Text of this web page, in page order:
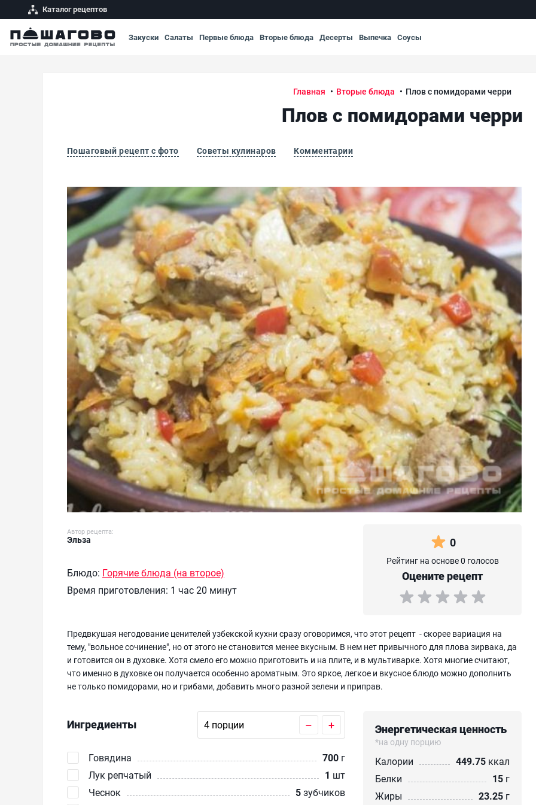
Каталог рецептов
Закуски Салаты Первые блюда Вторые блюда Десерты Выпечка Соусы
Главная Вторые блюда Плов с помидорами черри
Плов с помидорами черри
Пошаговый рецепт с фото Советы кулинаров Комментарии
Плов с помидорами черри
Автор рецепта:
Эльза
Блюдо: Горячие блюда (на второе)
Время приготовления: 1 час 20 минут
0
Рейтинг на основе 0 голосов
Оцените рецепт
Предвкушая негодование ценителей узбекской кухни сразу оговоримся, что этот рецепт - скорее вариация на
тему, "вольное сочинение", но от этого не становится менее вкусным. В нем нет привычного для плова зирвака, да
и готовится он в духовке. Хотя смело его можно приготовить и на плите, и в мультиварке. Хотя многие считают,
что именно в духовке он получается особенно ароматным. Это яркое, легкое и вкусное блюдо можно дополнить
не только помидорами, но и грибами, добавить много разной зелени и приправ.
Ингредиенты – +
Говядина 700 г
Лук репчатый
1 шт
Чеснок
5зубчиков
Энергетическая ценность
*на одну порцию
Калории 449.75 ккал
Белки
15 г
Жиры
23.25 г